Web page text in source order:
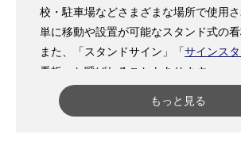
校・駐車場などさまざまな場所で使用
単に移動や設置が可能なスタンド式の看
また、「スタンドサイン」「サインス
看板」と呼ばれることもあります。
用途としては、商品・サービス・メニュ
売促進目的で使用される場合や、店舗名
もっと見る